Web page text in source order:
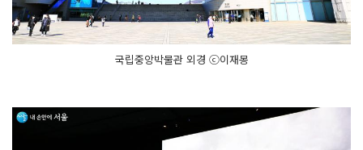
국립중앙박물관 외경 ⓒ이재몽